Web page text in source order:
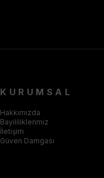
KURUMSAL
Hakkımızda
Bayililiklerimiz
İletişim
Güven Damgası